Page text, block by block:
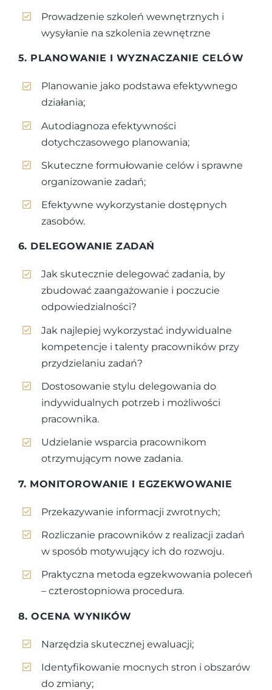
Prowadzenie szkoleń wewnętrznych i
wysyłanie na szkolenia zewnętrzne
5. PLANOWANIE I WYZNACZANIE CELÓW
Planowanie jako podstawa efektywnego
działania;
Autodiagnoza efektywności
dotychczasowego planowania;
Skuteczne formułowanie celów i sprawne
organizowanie zadań;
Efektywne wykorzystanie dostępnych
zasobów.
6. DELEGOWANIE ZADAŃ
Jak skutecznie delegować zadania, by
zbudować zaangażowanie i poczucie
odpowiedzialności?
Jak najlepiej wykorzystać indywidualne
kompetencje i talenty pracowników przy
przydzielaniu zadań?
Dostosowanie stylu delegowania do
indywidualnych potrzeb i możliwości
pracownika.
Udzielanie wsparcia pracownikom
otrzymującym nowe zadania.
7. MONITOROWANIE I EGZEKWOWANIE
Przekazywanie informacji zwrotnych;
Rozliczanie pracowników z realizacji zadań
w sposób motywujący ich do rozwoju.
Praktyczna metoda egzekwowania poleceń
– czterostopniowa procedura.
8. OCENA WYNIKÓW
Narzędzia skutecznej ewaluacji;
Identyfikowanie mocnych stron i obszarów
do zmiany;